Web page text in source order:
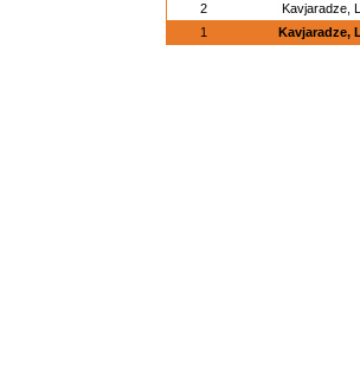
2
Kavjaradze,
1
Kavjaradze,